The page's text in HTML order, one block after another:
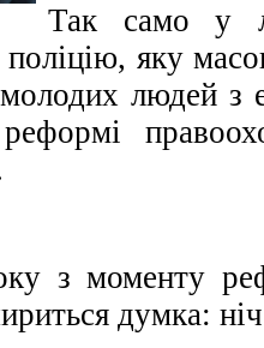
Так само у
яку
людей з
з моменту
думка: